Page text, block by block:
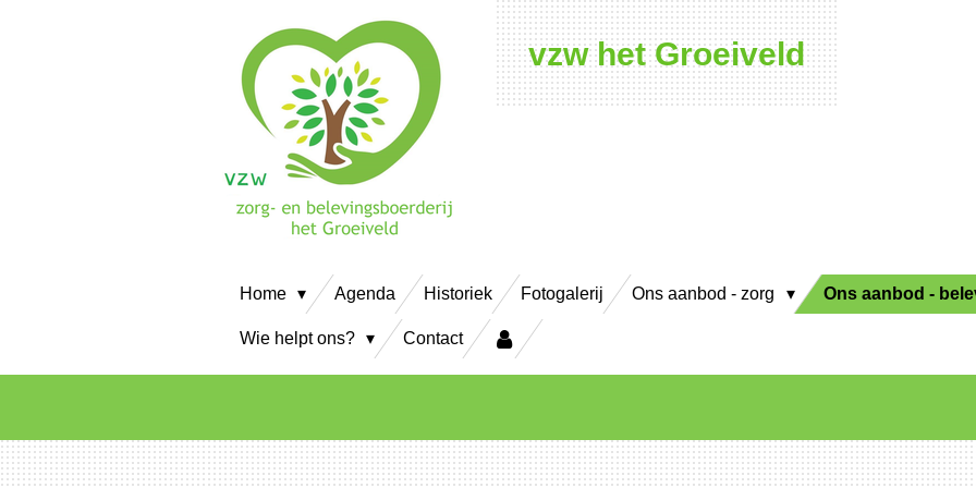
vzw het Groeiveld
Home Agenda Historiek Fotogalerij Ons aanbod - zorg Ons aanbod -
Wie helpt ons? Contact